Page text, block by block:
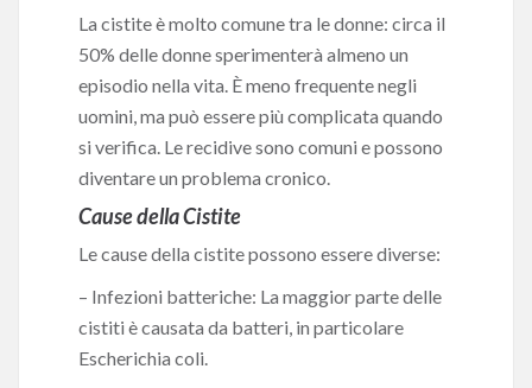
La cistite è molto comune tra le donne: circa il
50% delle donne sperimenterà almeno un
episodio nella vita. È meno frequente negli
uomini, ma può essere più complicata quando
si verifica. Le recidive sono comuni e possono
diventare un problema cronico.
Cause della Cistite
Le cause della cistite possono essere diverse:
– Infezioni batteriche: La maggior parte delle
cistiti è causata da batteri, in particolare
Escherichia coli.